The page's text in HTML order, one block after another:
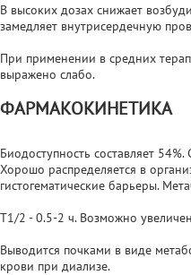
В высоких дозах снижает
замедляет внутрисердечную
При применении в средних
выражено слабо.
ФАРМАКОКИНЕТИКА
Биодоступность составляет
Хорошо распределяется в
гистогематические барьеры.
T1/2 - 0.5-2 ч. Возможно
Выводится почками в виде
крови при диализе.